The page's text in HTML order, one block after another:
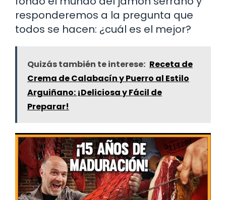
responderemos a la pregunta que
todos se hacen: ¿cuál es el mejor?
Quizás también te interese: Receta de
Crema de Calabacín y Puerro al Estilo
Arguiñano: ¡Deliciosa y Fácil de
Preparar!